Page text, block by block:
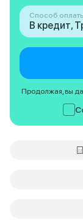
Способ
В кредит,
Продолжая, вы